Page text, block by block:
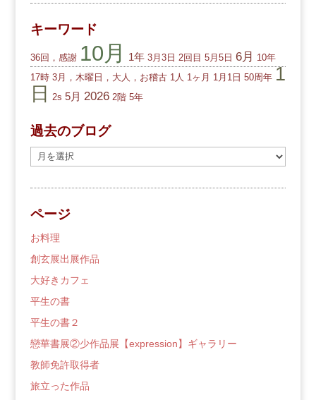
キーワード
36回，感謝 10月 1年 3月3日 2回目 5月5日 6月
10年
17時 3月，木曜日，大人，お稽古 1人 1ヶ月 1月1日 50周年 1
日 2s 5月 2026 2階 5年
過去のブログ
去
の
ロ
グ
ページ
お料理
創玄展出展作品
大好きカフェ
平生の書
平生の書２
戀華書展②少作品展【expression】ギャラリー
教師免許取得者
旅立った作品